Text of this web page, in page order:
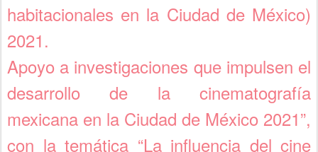
habitacionales en la Ciudad de México)
2021.
Apoyo a investigaciones que impulsen el
desarrollo de la cinematografía
mexicana en la Ciudad de México 2021”,
con la temática “La influencia del cine